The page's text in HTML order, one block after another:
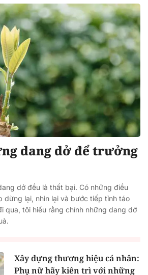
dang dở để trưởng
dở đều là thất bại. Có những điều
dừng lại, nhìn lại và bước tiếp tỉnh táo
qua, tôi hiểu rằng chính những dang dở
Xây dựng thương hiệu cá nhân:
Phụ nữ hãy kiên trì với những